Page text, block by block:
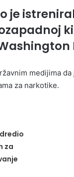
je
medijima
za narkotike.
za